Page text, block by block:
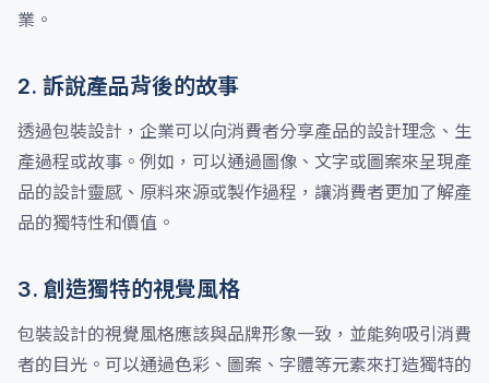
業。
2. 訴說產品背後的故事
透過包裝設計，企業可以向消費者分享產品的設計理念、生
產過程或故事。例如，可以通過圖像、文字或圖案來呈現產
品的設計靈感、原料來源或製作過程，讓消費者更加了解產
品的獨特性和價值。
3. 創造獨特的視覺風格
包裝設計的視覺風格應該與品牌形象一致，並能夠吸引消費
者的目光。可以通過色彩、圖案、字體等元素來打造獨特的